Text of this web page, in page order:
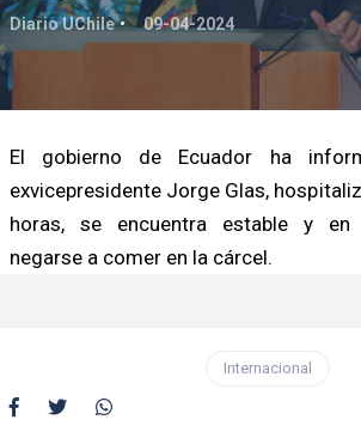
Diario UChile 09-04-2024
El gobierno de Ecuador ha
exvicepresidente Jorge Glas,
horas, se encuentra estable y en
negarse a comer en la cárcel.
Internacional